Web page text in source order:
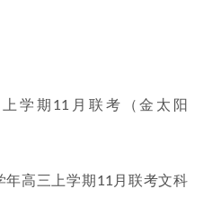
学期11月联考（金太阳
年高三上学期11月联考文科